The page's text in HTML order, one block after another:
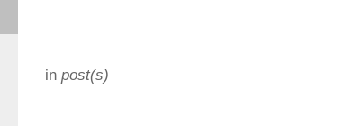
in post(s)